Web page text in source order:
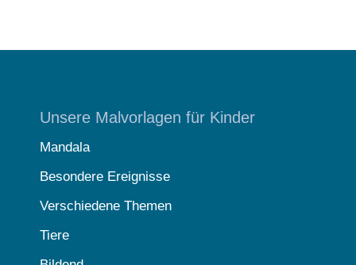
Unsere Malvorlagen für Kinder
Mandala
Besondere Ereignisse
Verschiedene Themen
Tiere